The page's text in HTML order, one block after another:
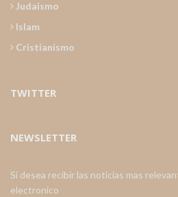
Judaismo
Islam
Cristianismo
TWITTER
NEWSLETTER
Si desea recibir las noticias mas
electronico